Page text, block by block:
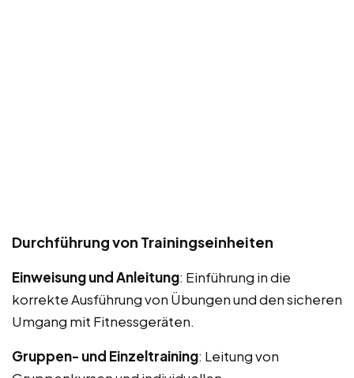
Durchführung von Trainingseinheiten
Einweisung und Anleitung: Einführung in die
korrekte Ausführung von Übungen und den sicheren
Umgang mit Fitnessgeräten.
Gruppen- und Einzeltraining: Leitung von